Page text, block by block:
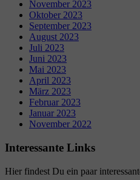
November 2023
Oktober 2023
September 2023
August 2023
Juli 2023
Juni 2023
Mai 2023
April 2023
März 2023
Februar 2023
Januar 2023
November 2022
Interessante Links
Hier findest Du ein paar